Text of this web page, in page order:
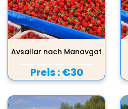
Avsallar nach Manavgat
Preis :€30